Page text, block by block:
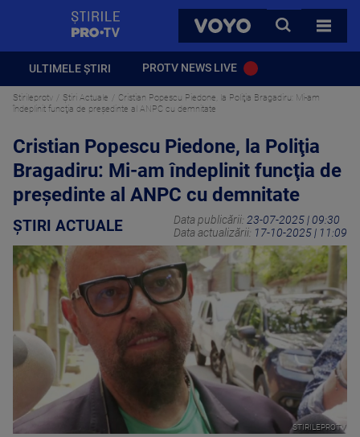
VOYO
CAUTA
TOATE
ULTIMELE ȘTIRI PROTV NEWS LIVE
Stirileprotv Știri Actuale
Cristian Popescu Piedone, la Poliţia Bragadiru: Mi-am
îndeplinit funcţia de preşedinte al ANPC cu demnitate
Cristian Popescu Piedone, la Poliţia
Bragadiru: Mi-am îndeplinit funcţia de
preşedinte al ANPC cu demnitate
ȘTIRI ACTUALE Data publicării: 23-07-2025 | 09:30
Data actualizării: 17-10-2025 | 11:09
STIRILEPROTV